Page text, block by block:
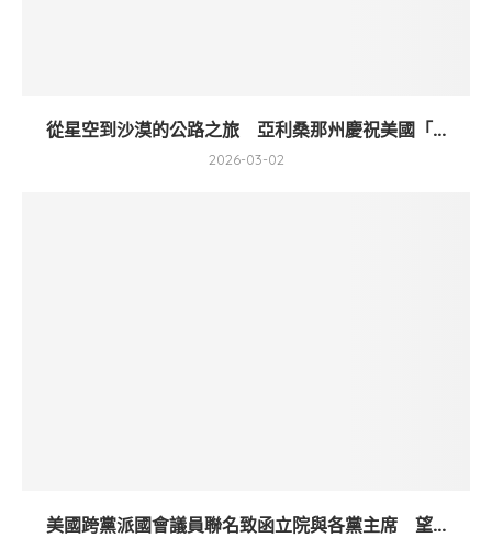
從星空到沙漠的公路之旅 亞利桑那州慶祝美國「...
2026-03-02
美國跨黨派國會議員聯名致函立院與各黨主席 望...